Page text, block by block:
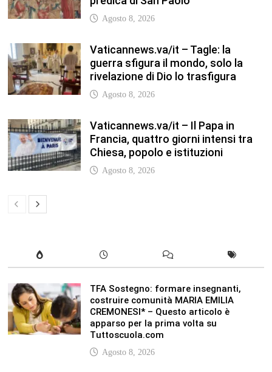
Agosto 8, 2026
Vaticannews.va/it – Tagle: la
guerra sfigura il mondo, solo la
rivelazione di Dio lo trasfigura
Agosto 8, 2026
Vaticannews.va/it – Il Papa in
Francia, quattro giorni intensi tra
Chiesa, popolo e istituzioni
Agosto 8, 2026
TFA Sostegno: formare insegnanti,
costruire comunità MARIA EMILIA
CREMONESI* – Questo articolo è
apparso per la prima volta su
Tuttoscuola.com
Agosto 8, 2026